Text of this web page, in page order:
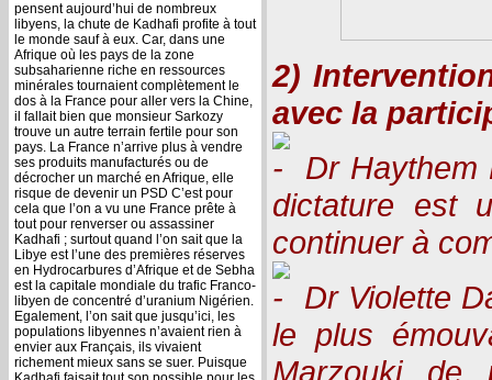
pensent aujourd’hui de nombreux
libyens, la chute de Kadhafi profite à tout
le monde sauf à eux. Car, dans une
Afrique où les pays de la zone
subsaharienne riche en ressources
minérales tournaient complètement le
dos à la France pour aller vers la Chine,
il fallait bien que monsieur Sarkozy
trouve un autre terrain fertile pour son
pays. La France n’arrive plus à vendre
ses produits manufacturés ou de
décrocher un marché en Afrique, elle
risque de devenir un PSD C’est pour
cela que l’on a vu une France prête à
tout pour renverser ou assassiner
Kadhafi ; surtout quand l’on sait que la
Libye est l’une des premières réserves
en Hydrocarbures d’Afrique et de Sebha
est la capitale mondiale du trafic Franco-
libyen de concentré d’uranium Nigérien.
Egalement, l’on sait que jusqu’ici, les
populations libyennes n’avaient rien à
envier aux Français, ils vivaient
richement mieux sans se suer. Puisque
2)
avec la
Dr Haythem
dictature est
continuer à
Dr Violette
le plus
Marzouki